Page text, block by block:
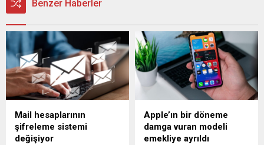
Benzer Haberler
Mail hesaplarının
şifreleme sistemi
değişiyor
Apple’ın bir döneme
damga vuran modeli
emekliye ayrıldı